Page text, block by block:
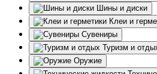
Шины и диски
Клеи и
Сувениры
Туризм и
Оружие